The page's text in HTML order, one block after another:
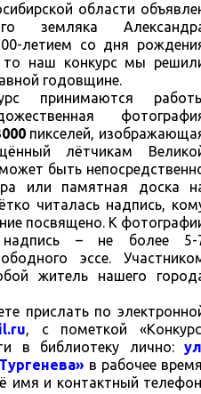
области
земляка
летием со дня
то наш конкурс мы
годовщине.
принимаются
пикселей,
лётчикам
быть
или памятная доска
читалась надпись,
посвящено. К
надпись – не более 5-
эссе.
житель нашего
прислать по
, с пометкой
в библиотеку лично:
в рабочее
имя и контактный